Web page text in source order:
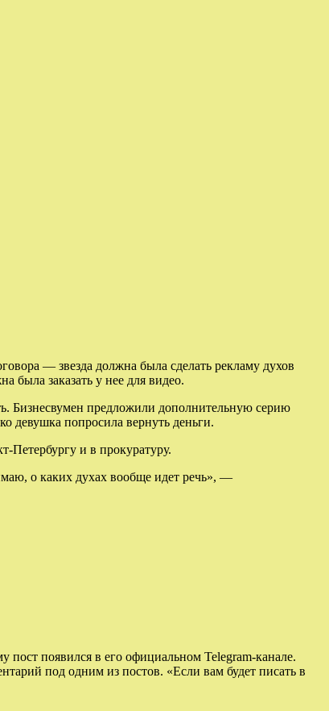
— звезда должна была сделать рекламу духов
была заказать у нее для видео.
Бизнесвумен предложили дополнительную серию
девушка попросила вернуть деньги.
Петербургу и в прокуратуру.
о каких духах вообще идет речь», —
появился в его официальном Telegram-канале.
под одним из постов. «Если вам будет писать в